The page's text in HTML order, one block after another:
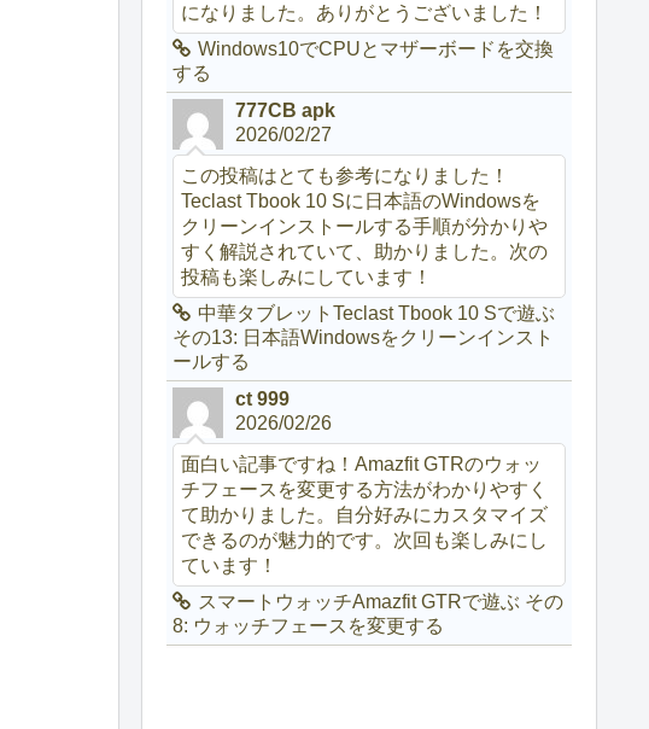
になりました。ありがとうございました！
Windows10でCPUとマザーボードを交換
する
777CB apk
2026/02/27
この投稿はとても参考になりました！
Teclast Tbook 10 Sに日本語のWindowsを
クリーンインストールする手順が分かりや
すく解説されていて、助かりました。次の
投稿も楽しみにしています！
中華タブレットTeclast Tbook 10 Sで遊ぶ
その13: 日本語Windowsをクリーンインスト
ールする
ct 999
2026/02/26
面白い記事ですね！Amazfit GTRのウォッ
チフェースを変更する方法がわかりやすく
て助かりました。自分好みにカスタマイズ
できるのが魅力的です。次回も楽しみにし
ています！
スマートウォッチAmazfit GTRで遊ぶ その
8: ウォッチフェースを変更する